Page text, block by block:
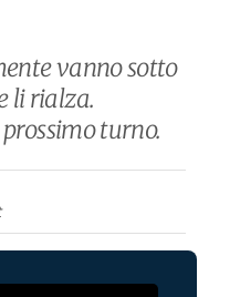
vanno sotto
li rialza.
turno.